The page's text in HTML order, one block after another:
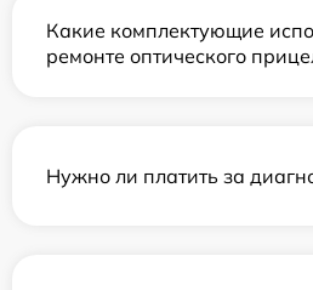
Какие комплектующие
ремонте оптического
Нужно ли платить за